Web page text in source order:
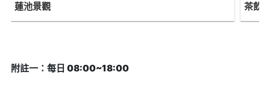
蓮池景觀 茶飲
附註一：每日 08:00~18:00